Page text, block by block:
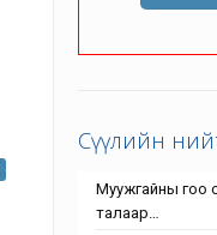
Сүүлийн
Муужгайны гоо
талаар…